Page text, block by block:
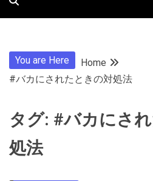
You are Here
Home
#バカにされたときの対処法
タグ: #バカにさ
処法